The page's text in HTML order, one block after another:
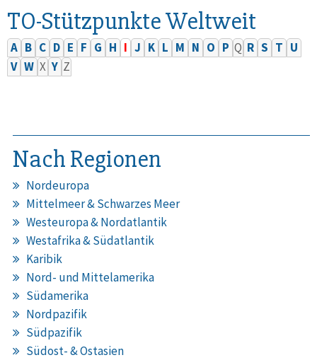
TO-Stützpunkte Weltweit
A B C D E F G H I J K L M N O P Q R S T U
V W X Y Z
Nach Regionen
Nordeuropa
Mittelmeer & Schwarzes Meer
Westeuropa & Nordatlantik
Westafrika & Südatlantik
Karibik
Nord- und Mittelamerika
Südamerika
Nordpazifik
Südpazifik
Südost- & Ostasien